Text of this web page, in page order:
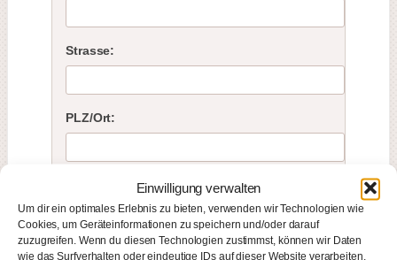
Einwilligung verwalten
Um dir ein optimales Erlebnis zu bieten, verwenden wir Technologien wie
Cookies, um Geräteinformationen zu speichern und/oder darauf
zuzugreifen. Wenn du diesen Technologien zustimmst, können wir Daten
wie das Surfverhalten oder eindeutige IDs auf dieser Website verarbeiten.
Strasse:
PLZ/Ort:
Email:*